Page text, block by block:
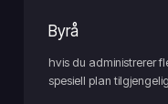
Byrå
hvis du administrerer
spesiell plan